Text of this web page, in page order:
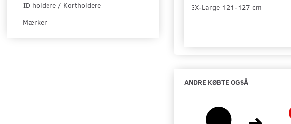
ID holdere / Kortholdere
Mærker
3X-Large 121-127 cm
ANDRE KØBTE OGSÅ